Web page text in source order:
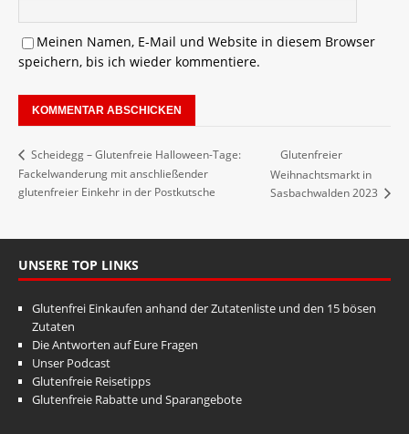
Meinen Namen, E-Mail und Website in diesem Browser
speichern, bis ich wieder kommentiere.
Scheidegg – Glutenfreie Halloween-Tage:
Fackelwanderung mit anschließender
glutenfreier Einkehr in der Postkutsche
Glutenfreier
Weihnachtsmarkt in
Sasbachwalden 2023
UNSERE TOP LINKS
Glutenfrei Einkaufen anhand der Zutatenliste und den 15 bösen
Zutaten
Die Antworten auf Eure Fragen
Unser Podcast
Glutenfreie Reisetipps
Glutenfreie Rabatte und Sparangebote